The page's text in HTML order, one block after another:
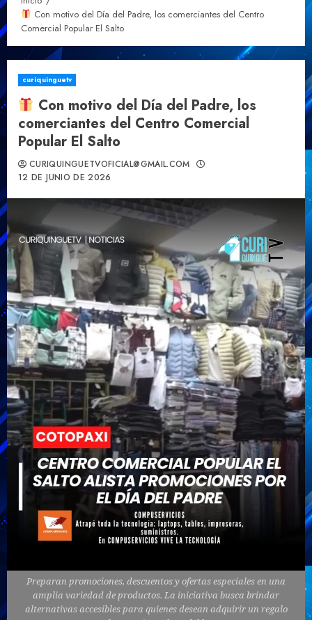
Con motivo del Día del Padre, los comerciantes del Centro
Comercial Popular El Salto
curiquinguetv
Con motivo del Día del Padre, los
comerciantes del Centro Comercial
Popular El Salto
CURIQUINGUETVOFICIAL@GMAIL.COM
12 DE JUNIO DE 2026
Preparan promociones, descuentos y ofertas especiales en una
amplia variedad de productos. La iniciativa busca brindar
alternativas accesibles para quienes desean adquirir un regalo